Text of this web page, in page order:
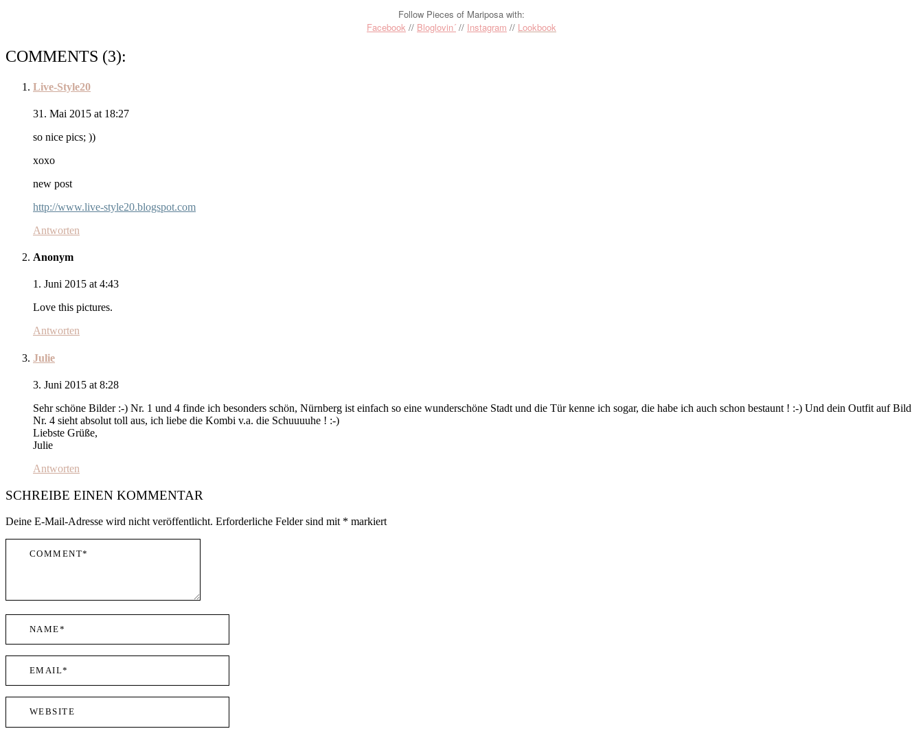
Follow Pieces of Mariposa with:
Facebook // Bloglovin´ // Instagram // Lookbook
COMMENTS (3):
Live-Style20
31. Mai 2015 at 18:27
so nice pics; ))
xoxo
new post
http://www.live-style20.blogspot.com
Antworten
Anonym
1. Juni 2015 at 4:43
Love this pictures.
Antworten
Julie
3. Juni 2015 at 8:28
Sehr schöne Bilder :-) Nr. 1 und 4 finde ich besonders schön, Nürnberg ist einfach so eine wunderschöne Stadt und die Tür kenne ich sogar, die habe ich auch schon bestaunt ! :-) Und dein Outfit auf Bild
Nr. 4 sieht absolut toll aus, ich liebe die Kombi v.a. die Schuuuuhe ! :-)
Liebste Grüße,
Julie
Antworten
SCHREIBE EINEN KOMMENTAR
Deine E-Mail-Adresse wird nicht veröffentlicht. Erforderliche Felder sind mit * markiert